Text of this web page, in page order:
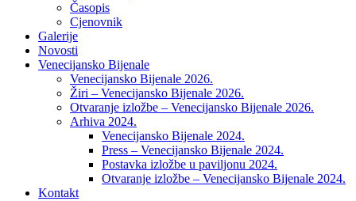
Časopis
Cjenovnik
Galerije
Novosti
Venecijansko Bijenale
Venecijansko Bijenale 2026.
Žiri – Venecijansko Bijenale 2026.
Otvaranje izložbe – Venecijansko Bijenale 2026.
Arhiva 2024.
Venecijansko Bijenale 2024.
Press – Venecijansko Bijenale 2024.
Postavka izložbe u paviljonu 2024.
Otvaranje izložbe – Venecijansko Bijenale 2024.
Kontakt